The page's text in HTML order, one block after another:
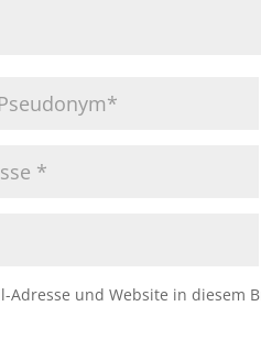
Adresse und Website in diesem